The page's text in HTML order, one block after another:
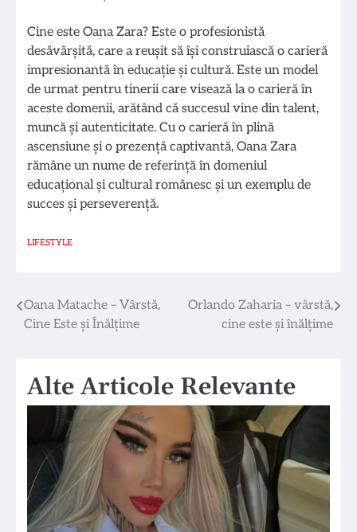
Cine este Oana Zara? Este o profesionistă
desăvârșită, care a reușit să își construiască o carieră
impresionantă în educație și cultură. Este un model
de urmat pentru tinerii care visează la o carieră în
aceste domenii, arătând că succesul vine din talent,
muncă și autenticitate. Cu o carieră în plină
ascensiune și o prezență captivantă, Oana Zara
rămâne un nume de referință în domeniul
educațional și cultural românesc și un exemplu de
succes și perseverență.
LIFESTYLE
Navigare
Oana Matache – Vârstă,
Cine Este și Înălțime
Orlando Zaharia – vârstă,
cine este și înălțime
Alte Articole Relevante